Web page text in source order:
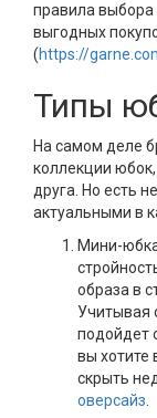
правила выбора
выгодных
(https://
Типы
На самом деле
коллекции
друга. Но есть
актуальными в
Мини-
образа в
Учитывая
подойдет
вы хотите
скрыть
оверсайз